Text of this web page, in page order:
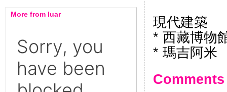
More from luar
現代建築
* 西藏博物
* 瑪吉阿米
Comments